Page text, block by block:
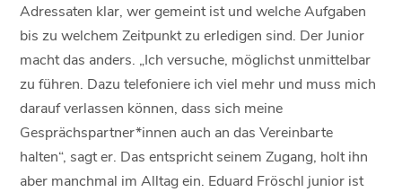
Adressaten klar, wer gemeint ist und welche Aufgaben
bis zu welchem Zeitpunkt zu erledigen sind. Der Junior
macht das anders. „Ich versuche, möglichst unmittelbar
zu führen. Dazu telefoniere ich viel mehr und muss mich
darauf verlassen können, dass sich meine
Gesprächspartner*innen auch an das Vereinbarte
halten“, sagt er. Das entspricht seinem Zugang, holt ihn
aber manchmal im Alltag ein. Eduard Fröschl junior ist